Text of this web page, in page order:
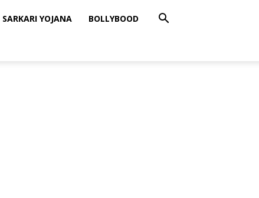
SARKARI YOJANA BOLLYBOOD